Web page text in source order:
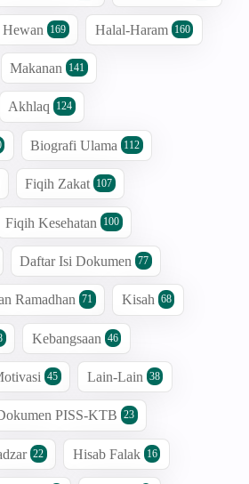
Hewan 169 Halal-Haram 160
Makanan 141
Akhlaq 124
Biografi Ulama 112
Fiqih Zakat 107
Fiqih Kesehatan 100
Daftar Isi Dokumen 77
Ramadhan 71 Kisah 68
Kebangsaan 46
45 Lain-Lain 38
PISS-KTB 23
22 Hisab Falak 16